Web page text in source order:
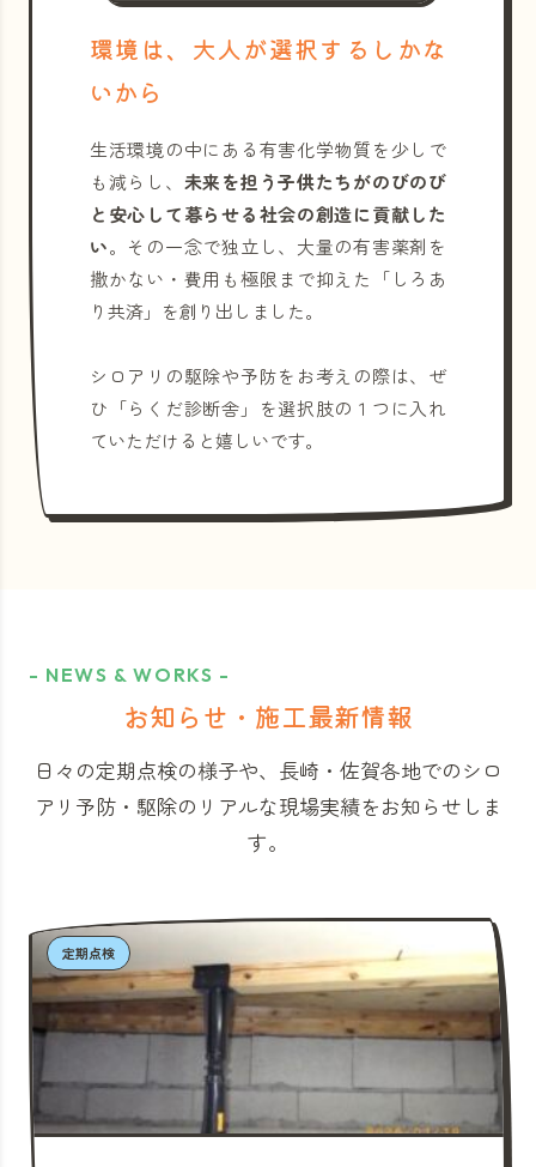
環境は、大人が選択するしかな
いから
生活環境の中にある有害化学物質を少しで
も減らし、 未来を担う子供たちがのびのび
と安心して暮らせる社会の創造に貢献した
い。その一念で独立し、大量の有害薬剤を
撒かない・費用も極限まで抑えた「しろあ
り共済」を創り出しました。
シロアリの駆除や予防をお考えの際は、ぜ
ひ「らくだ診断舎」を選択肢の１つに入れ
ていただけると嬉しいです。
- NEWS & WORKS -
お知らせ・施工最新情報
日々の定期点検の様子や、長崎・佐賀各地でのシロ
アリ予防・駆除のリアルな現場実績をお知らせしま
す。
定期点検